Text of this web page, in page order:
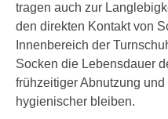
tragen auch zur
den direkten Kontakt von
Innenbereich der
Socken die Lebensdauer
frühzeitiger Abnutzung
hygienischer bleiben.